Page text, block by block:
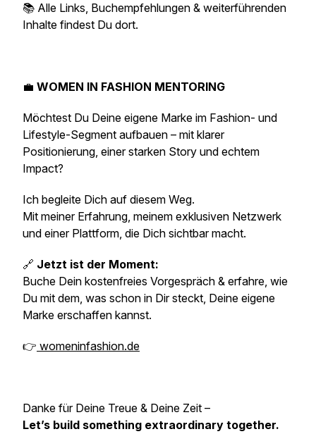
📚 Alle Links, Buchempfehlungen & weiterführenden
Inhalte findest Du dort.
💼 WOMEN IN FASHION MENTORING
Möchtest Du Deine eigene Marke im Fashion- und
Lifestyle-Segment aufbauen – mit klarer
Positionierung, einer starken Story und echtem
Impact?
Ich begleite Dich auf diesem Weg.
Mit meiner Erfahrung, meinem exklusiven Netzwerk
und einer Plattform, die Dich sichtbar macht.
🔗 Jetzt ist der Moment:
Buche Dein kostenfreies Vorgespräch & erfahre, wie
Du mit dem, was schon in Dir steckt, Deine eigene
Marke erschaffen kannst.
👉 womeninfashion.de
Danke für Deine Treue & Deine Zeit –
Let’s build something extraordinary together.